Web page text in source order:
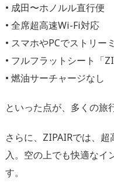
• 成田〜ホノルル直行便
• 全席超高速Wi-Fi対応
• スマホやPCでストリー
• フルフラットシート「
• 燃油サーチャージなし
といった点が、多くの旅
さらに、ZIPAIRでは、
入。 空の上でも快適なイ
す。